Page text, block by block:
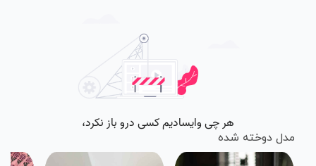
مدل دوخته شده